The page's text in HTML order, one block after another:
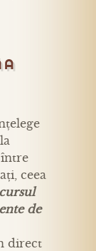
A
ceea
de
direct